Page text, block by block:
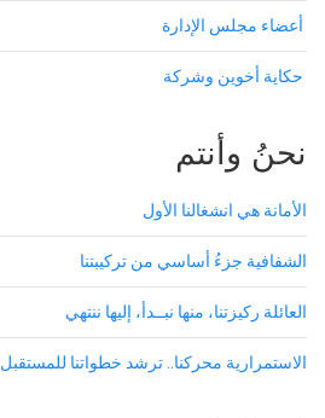
أعضاء مجلس الإدارة
حكاية أخوين وشركة
نحنُ وأنتم
الأمانة هي انشغالنا الأول
الشفافية جزءُ أساسي من تركيبتنا
العائلة ركيزتنا، منها نبــدأ، إليها ننتهي
الاستمرارية محركنا.. ترشد خطواتنا للمستقبل